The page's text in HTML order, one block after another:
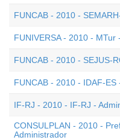
FUNCAB - 2010 -
FUNIVERSA - 2010 - MTur
FUNCAB - 2010 - SEJUS-
FUNCAB - 2010 - IDAF-ES
IF-RJ - 2010 - IF-RJ -
CONSULPLAN - 2010 -
Administrador